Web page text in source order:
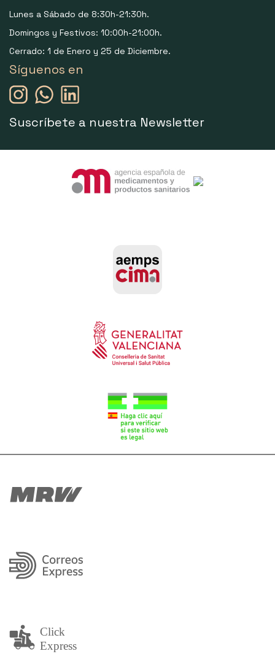
Lunes a Sábado de 8:30h-21:30h.
Domingos y Festivos: 10:00h-21:00h.
Cerrado: 1 de Enero y 25 de Diciembre.
Síguenos en
Suscríbete a nuestra Newsletter